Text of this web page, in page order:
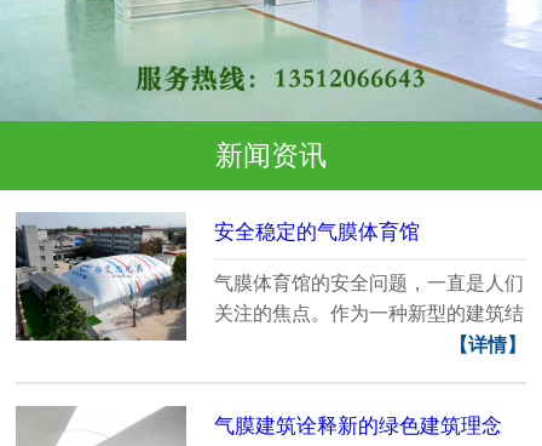
新闻资讯
安全稳定的气膜体育馆
气膜体育馆的安全问题，一直是人们
关注的焦点。作为一种新型的建筑结
【详情】
气膜建筑诠释新的绿色建筑理念